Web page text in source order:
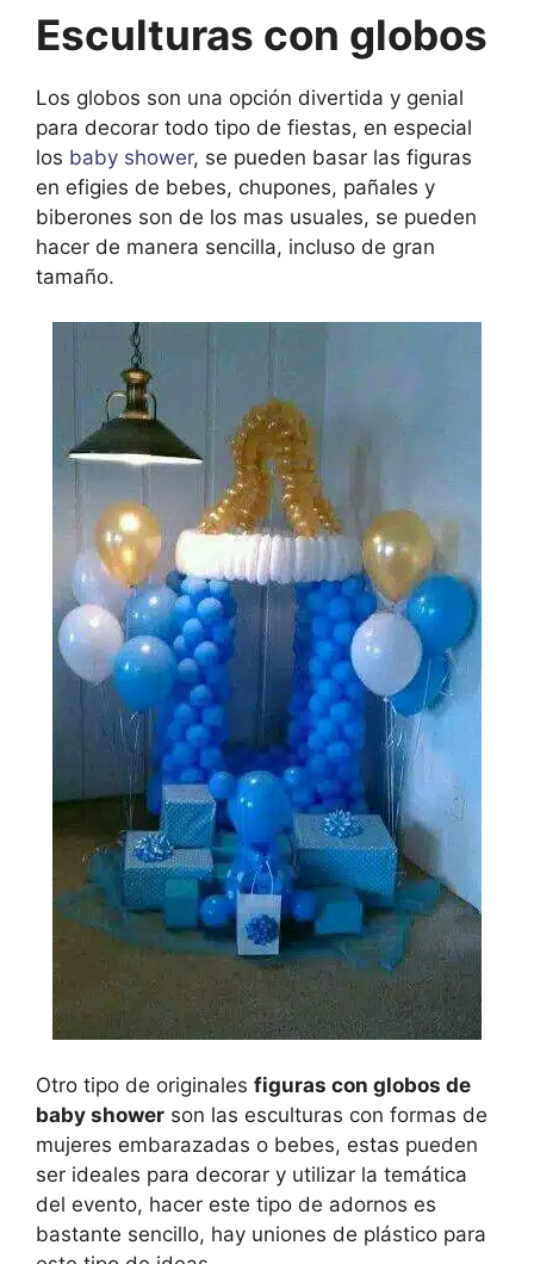
Esculturas con globos
Los globos son una opción divertida y genial
para decorar todo tipo de fiestas, en especial
los baby shower, se pueden basar las figuras
en efigies de bebes, chupones, pañales y
biberones son de los mas usuales, se pueden
hacer de manera sencilla, incluso de gran
tamaño.
Otro tipo de originales figuras con globos de
baby shower son las esculturas con formas de
mujeres embarazadas o bebes, estas pueden
ser ideales para decorar y utilizar la temática
del evento, hacer este tipo de adornos es
bastante sencillo, hay uniones de plástico para